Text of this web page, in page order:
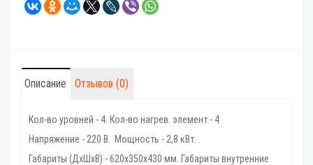
Описание Отзывов (0)
Кол-во уровней - 4. Кол-во нагрев. элемент - 4
Напряжение - 220 В. Мощность - 2,8 кВт. .
Габариты (ДхШхВ) - 620х350х430 мм. Габариты внутренние